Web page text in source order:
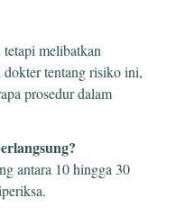
melibatkan
tentang risiko ini,
prosedur dalam
antara 10 hingga 30